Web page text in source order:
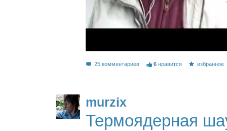
25 комментариев 6 нравится избранное
murzix
Термоядерная